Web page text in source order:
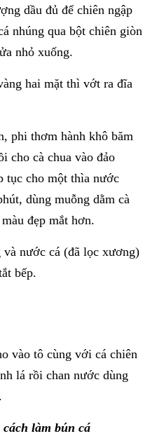
dầu đủ để chiên ngập
nhúng qua bột chiên giòn
nhỏ xuống.
hai mặt thì vớt ra đĩa
phi thơm hành khô băm
cho cà chua vào đảo
tục cho một thìa nước
dùng muỗng dằm cà
đẹp mắt hơn.
nước cá (đã lọc xương)
bếp.
vào tô cùng với cá chiên
lá rồi chan nước dùng
làm bún cá